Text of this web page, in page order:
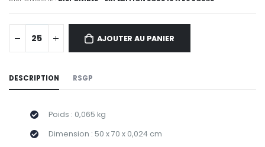
AJOUTER AU PANIER
DESCRIPTION RSGP
Poids : 0,065 kg
Dimension : 50 x 70 x 0,024 cm